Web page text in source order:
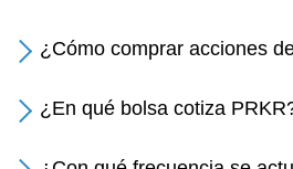
¿Cómo comprar acciones
¿En qué bolsa cotiza